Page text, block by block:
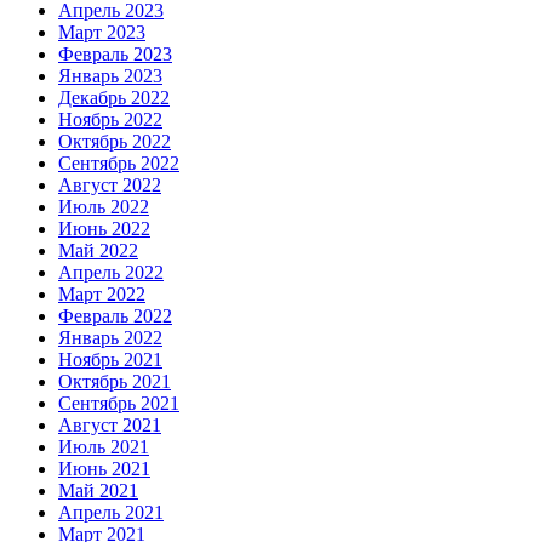
Апрель 2023
Март 2023
Февраль 2023
Январь 2023
Декабрь 2022
Ноябрь 2022
Октябрь 2022
Сентябрь 2022
Август 2022
Июль 2022
Июнь 2022
Май 2022
Апрель 2022
Март 2022
Февраль 2022
Январь 2022
Ноябрь 2021
Октябрь 2021
Сентябрь 2021
Август 2021
Июль 2021
Июнь 2021
Май 2021
Апрель 2021
Март 2021